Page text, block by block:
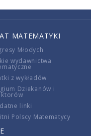
MATEMATYKI
Młodych
wydawnictwa
z wykładów
Dziekanów i
linki
Polscy Matematycy